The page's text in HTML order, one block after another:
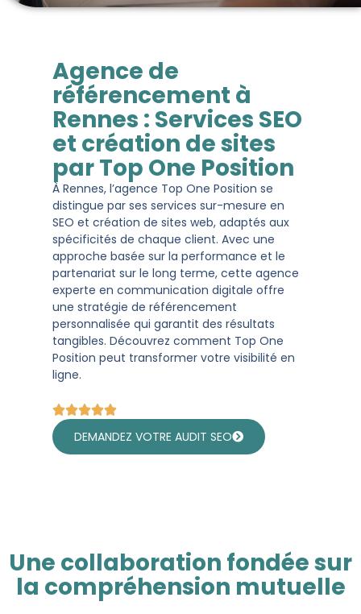
Agence de
référencement à
Rennes : Services SEO
et création de sites
par Top One Position
À Rennes, l’agence Top One Position se
distingue par ses services sur-mesure en
SEO et création de sites web, adaptés aux
spécificités de chaque client. Avec une
approche basée sur la performance et le
partenariat sur le long terme, cette agence
experte en communication digitale offre
une stratégie de référencement
personnalisée qui garantit des résultats
tangibles. Découvrez comment Top One
Position peut transformer votre visibilité en
ligne.
DEMANDEZ VOTRE AUDIT SEO
Une collaboration fondée sur
la compréhension mutuelle